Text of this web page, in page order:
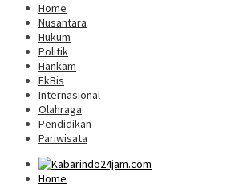
Home
Nusantara
Hukum
Politik
Hankam
EkBis
Internasional
Olahraga
Pendidikan
Pariwisata
Home